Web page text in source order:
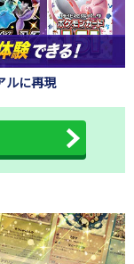
ルに再現